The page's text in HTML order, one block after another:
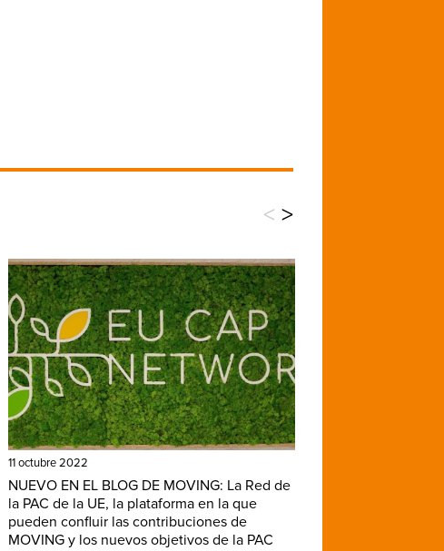
< >
11 octubre 2022
NUEVO EN EL BLOG DE MOVING: La Red de
la PAC de la UE, la plataforma en la que
pueden confluir las contribuciones de
MOVING y los nuevos objetivos de la PAC